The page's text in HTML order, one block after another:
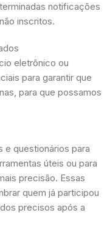
notificações
inscritos.
eletrônico ou
para garantir que
para que possamos
questionários para
úteis ou para
precisão. Essas
quem já participou
precisos após a